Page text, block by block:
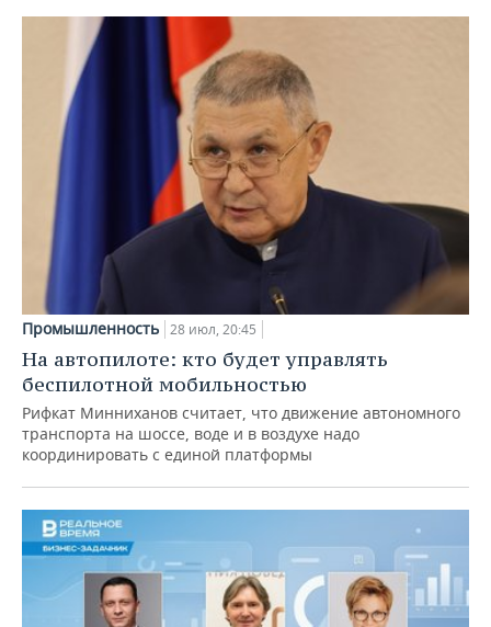
Промышленность 28 июл, 20:45
На автопилоте: кто будет управлять
беспилотной мобильностью
Рифкат Минниханов считает, что движение автономного
транспорта на шоссе, воде и в воздухе надо
координировать с единой платформы